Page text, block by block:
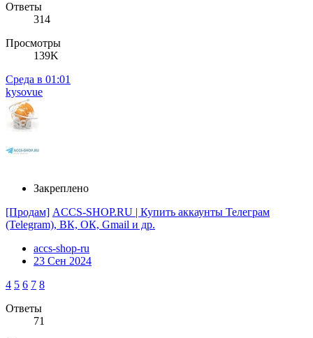
Ответы
314
Просмотры
139K
Среда в 01:01
kysovue
Закреплено
[Продам] ACCS-SHOP.RU | Купить аккаунты Телеграм
(Telegram), ВК, ОК, Gmail и др.
accs-shop-ru
23 Сен 2024
4 5 6 7 8
Ответы
71